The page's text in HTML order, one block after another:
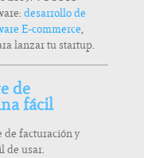
desarrollo de
E-commerce,
lanzar tu startup.
de
fácil
de facturación y
de usar.